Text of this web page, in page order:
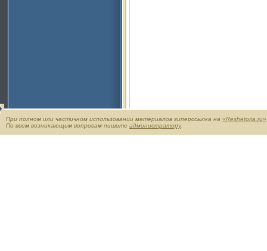
При полном или частичном использовании материалов гиперссылка на «Reshetoria.ru»
По всем возникающим вопросам пишите администратору.